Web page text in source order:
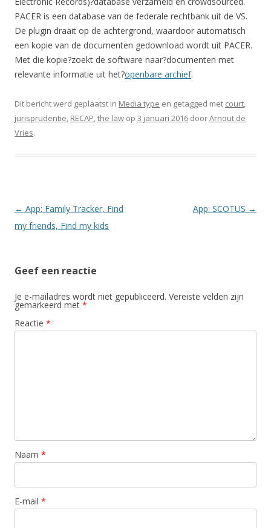
PACER is een database van de federale rechtbank uit de VS.
De plugin draait op de achtergrond, waardoor automatisch
een kopie van de documenten gedownload wordt uit PACER.
Met die kopie?zoekt de software naar?documenten met
relevante informatie uit het?openbare archief.
Dit bericht werd geplaatst in Media type en getagged met court,
jurisprudentie, RECAP,the law op 3 januari 2016 doorArnout de
Vries.
Berichtnavigatie
← App: Family Tracker, Find
my friends, Find my kids
App: SCOTUS →
Geef een reactie
Je e-mailadres wordt niet gepubliceerd. Vereiste velden zijn
gemarkeerd met *
Reactie *
Naam *
E-mail *